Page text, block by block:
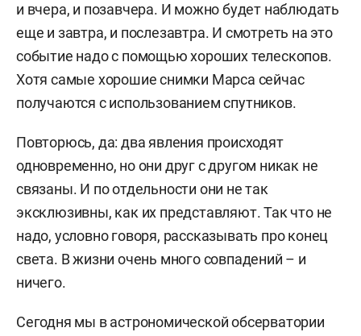
и вчера, и позавчера. И можно будет наблюдать
еще и завтра, и послезавтра. И смотреть на это
событие надо с помощью хороших телескопов.
Хотя самые хорошие снимки Марса сейчас
получаются с использованием спутников.
Повторюсь, да: два явления происходят
одновременно, но они друг с другом никак не
связаны. И по отдельности они не так
эксклюзивны, как их представляют. Так что не
надо, условно говоря, рассказывать про конец
света. В жизни очень много совпадений – и
ничего.
Сегодня мы в астрономической обсерватории